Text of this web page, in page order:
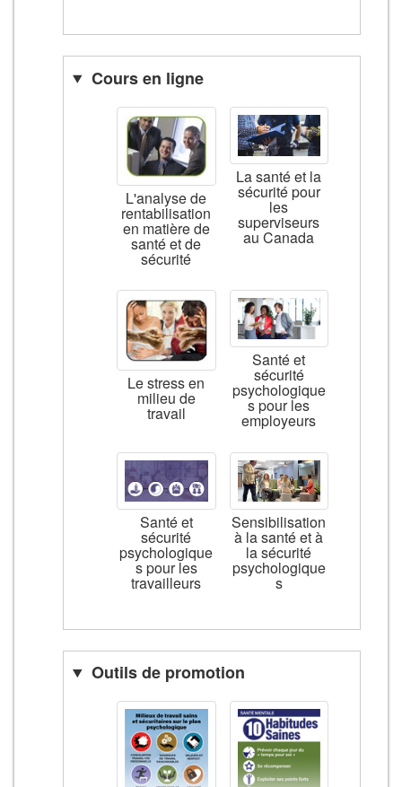
Cours en ligne
L'analyse de
rentabilisation
en matière de
santé et de
sécurité
La santé et la
sécurité pour
les
superviseurs
au Canada
Le stress en
milieu de
travail
Santé et
sécurité
psychologique
s pour les
employeurs
Santé et
sécurité
psychologique
s pour les
travailleurs
Sensibilisation
à la santé et à
la sécurité
psychologique
s
Outils de promotion